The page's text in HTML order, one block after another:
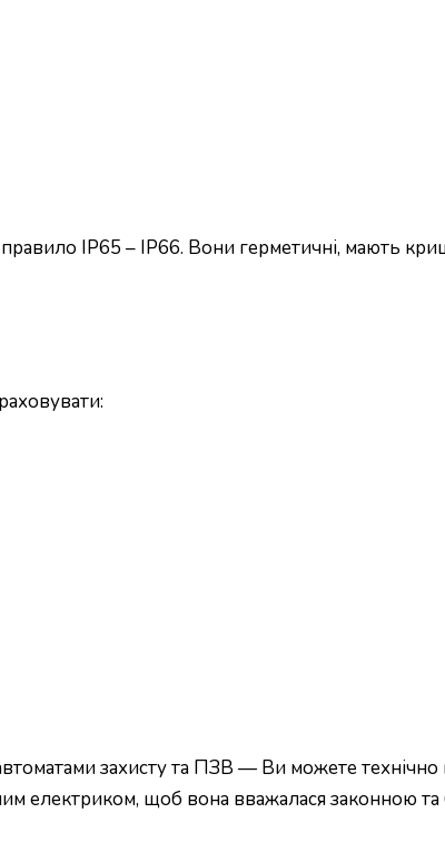
IP65 – IP66. Вони герметичні, мають
захисту та ПЗВ — Ви можете
електриком, щоб вона вважалася законною